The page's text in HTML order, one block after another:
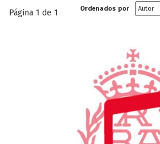
Página 1 de 1 Ordenados por